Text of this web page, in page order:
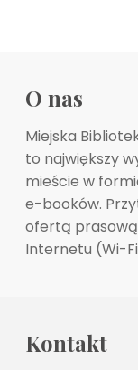
O nas
Miejska
to największy
mieście w
e-booków.
ofertą
Internetu (Wi-
Kontakt